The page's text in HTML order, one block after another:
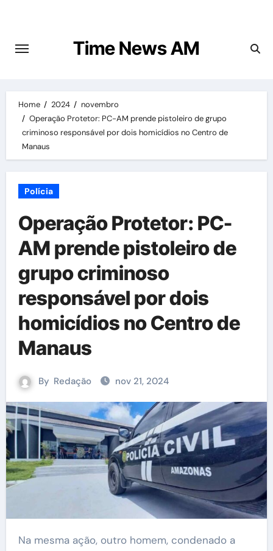
content
Time News AM
Home 2024
novembro
Operação Protetor: PC-AM prende pistoleiro de grupo
criminoso responsável por dois homicídios no Centro de
Manaus
Polícia
Operação Protetor: PC-
AM prende pistoleiro de
grupo criminoso
responsável por dois
homicídios no Centro de
Manaus
By Redação nov 21, 2024
Na mesma ação, outro homem, condenado a